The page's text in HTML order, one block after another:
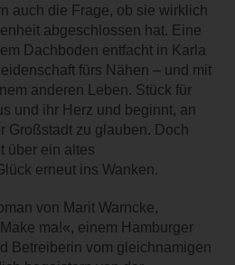
auch die Frage, ob sie wirklich
abgeschlossen hat. Eine
Dachboden entfacht in Karla
fürs Nähen – und mit
anderen Leben. Stück für
und ihr Herz und beginnt, an
Großstadt zu glauben. Doch
über ein altes
erneut ins Wanken.
von Marit Warncke,
ma!«, einem Hamburger
Betreiberin vom gleichnamigen